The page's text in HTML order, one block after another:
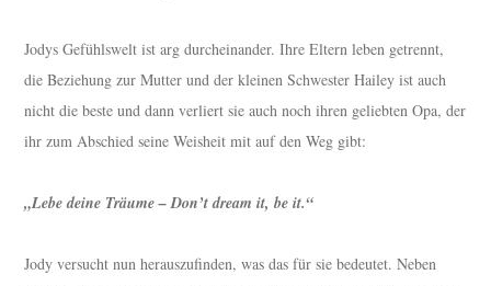
Jodys Gefühlswelt ist arg durcheinander. Ihre Eltern leben getrennt,
die Beziehung zur Mutter und der kleinen Schwester Hailey ist auch
nicht die beste und dann verliert sie auch noch ihren geliebten Opa, der
ihr zum Abschied seine Weisheit mit auf den Weg gibt:
„Lebe deine Träume – Don’t dream it, be it.“
Jody versucht nun herauszufinden, was das für sie bedeutet. Neben